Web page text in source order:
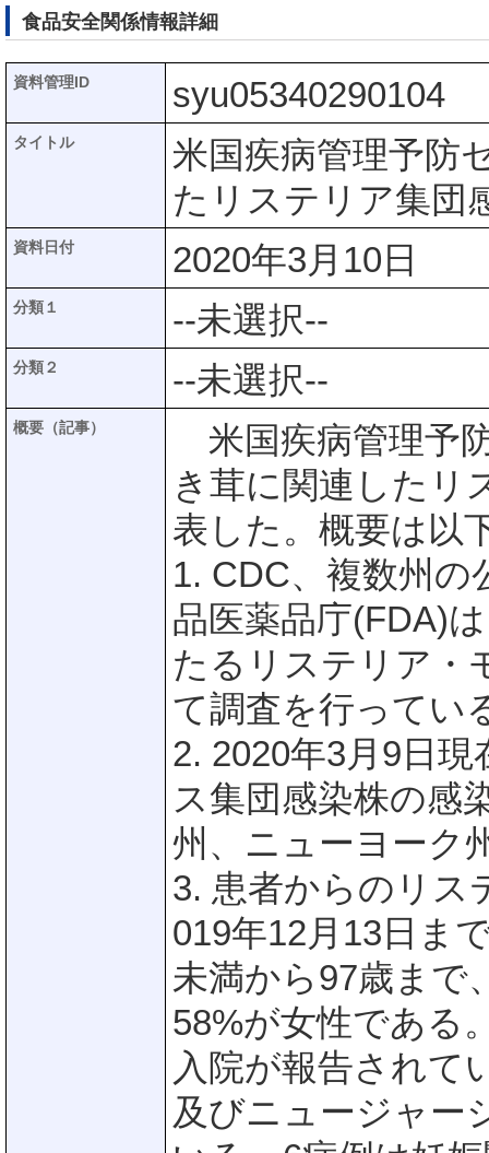
食品安全関係情報詳細
資料管理ID syu05340290104
タイトル
米国疾病管理予防
たリステリア集団
資料日付 2020年3月10日
分類１ --未選択--
分類２ --未選択--
概要（記事）
米国疾病管理予
き茸に関連したリ
表した。概要は以
1. CDC、複数州の
品医薬品庁(FDA)
たるリステリア・
て調査を行ってい
2. 2020年3月9日
ス集団感染株の感
州、ニューヨーク
3. 患者からのリス
019年12月13日ま
未満から97歳まで
58%が女性である
入院が報告されて
及びニュージャー